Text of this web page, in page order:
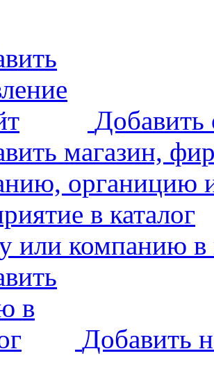
Добавить
или компанию в
Добавить